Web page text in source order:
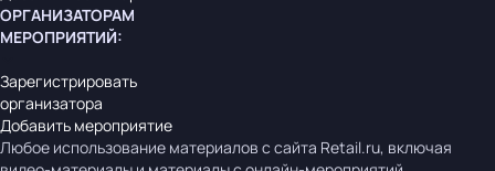
ОРГАНИЗАТОРАМ
МЕРОПРИЯТИЙ:
Зарегистрировать
организатора
Добавить мероприятие
Любое использование материалов с сайта Retail.ru, включая